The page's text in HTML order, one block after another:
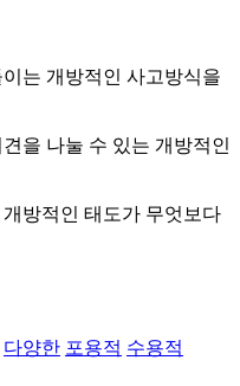
는 개방적인 사고방식을
을 나눌 수 있는 개방적인
방적인 태도가 무엇보다
다양한 포용적 수용적